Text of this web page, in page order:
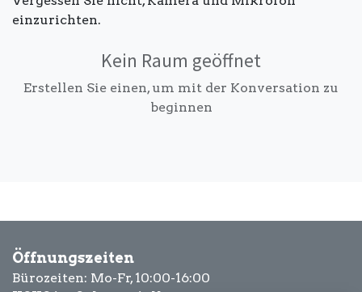
einzurichten.
Kein Raum geöffnet
Erstellen Sie einen, um mit der Konversation zu
beginnen
Öffnungszeiten
Bürozeiten: Mo-Fr, 10:00-16:00